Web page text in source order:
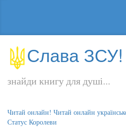
Слава ЗСУ!
знайди книгу для душі...
Читай онлайн! Читай онлайн
Статус Королеви